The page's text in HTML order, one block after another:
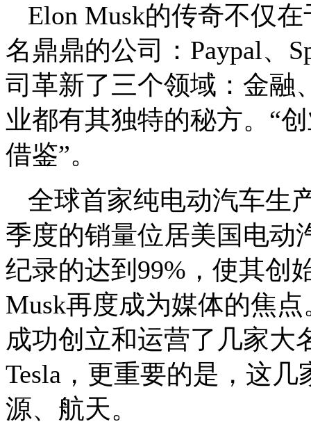
Elon Musk的传奇不仅
名鼎鼎的公司：Paypal、
司革新了三个领域：金融
业都有其独特的秘方。“
借鉴”。
全球首家纯电动汽车生
季度的销量位居美国电动
纪录的达到99%，使其创
Musk再度成为媒体的焦
成功创立和运营了几家大
Tesla，更重要的是，这
源、航天。